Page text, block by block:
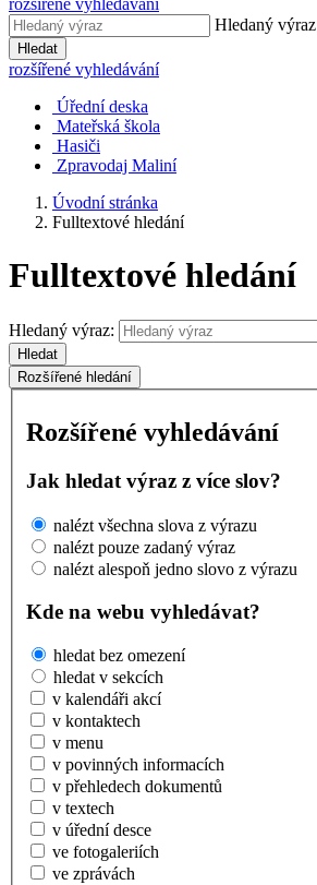
rozšířené vyhledávání
Hledaný výraz
Hledat
rozšířené vyhledávání
Úřední deska
Mateřská škola
Hasiči
Zpravodaj Maliní
Úvodní stránka
Fulltextové hledání
Fulltextové hledání
Hledaný výraz:
Hledat
Rozšířené hledání
Rozšířené vyhledávání
Jak hledat výraz z více slov?
nalézt všechna slova z výrazu
nalézt pouze zadaný výraz
nalézt alespoň jedno slovo z výrazu
Kde na webu vyhledávat?
hledat bez omezení
hledat v sekcích
v kalendáři akcí
v kontaktech
v menu
v povinných informacích
v přehledech dokumentů
v textech
v úřední desce
ve fotogaleriích
ve zprávách